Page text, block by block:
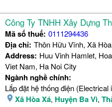
Công Ty TNHH Xây Dựng
Mã số thuế: 0111294436
Địa chỉ: Thôn Hữu Vĩnh, Xã
Address: Huu Vinh Hamlet,
Viet Nam, Ha Noi City
Ngành nghề chính:
Lắp đặt hệ thống điện
Xã Hòa Xá, Huyện Ba Vì,